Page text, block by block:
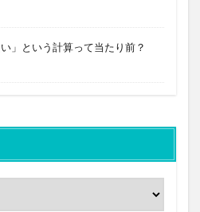
」という計算って当たり前？